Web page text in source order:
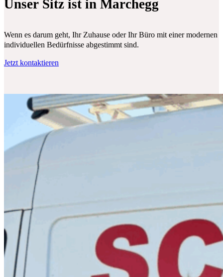
Unser Sitz ist in Marchegg
Wenn es darum geht, Ihr Zuhause oder Ihr Büro mit einer
individuellen Bedürfnisse abgestimmt sind.
Jetzt kontaktieren